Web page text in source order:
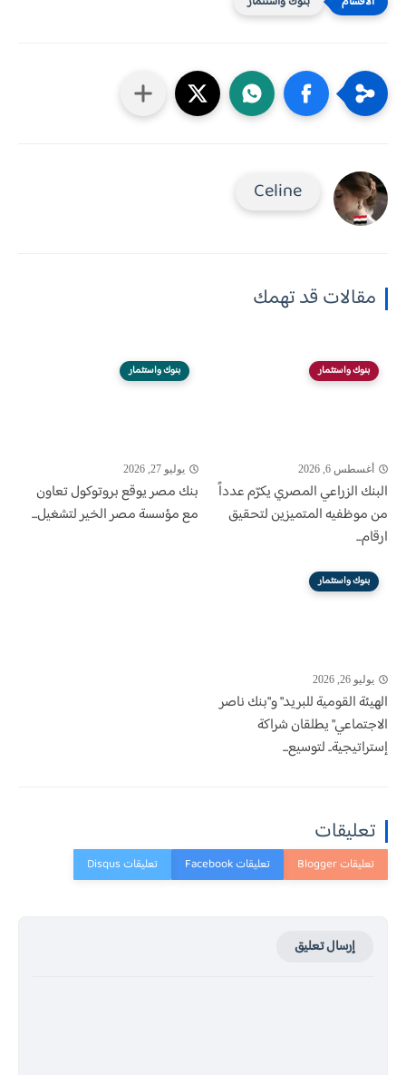
Celine
مقالات قد تهمك
بنوك واستثمار
أغسطس 6, 2026
البنك الزراعي المصري يكرّم عدداً
من موظفيه المتميزين لتحقيق
ارقام...
بنوك واستثمار
يوليو 27, 2026
بنك مصر يوقع بروتوكول تعاون
مع مؤسسة مصر الخير لتشغيل...
بنوك واستثمار
يوليو 26, 2026
الهيئة القومية للبريد" و"بنك ناصر
الاجتماعي" يطلقان شراكة
إستراتيجية.. لتوسيع...
تعليقات
إرسال تعليق